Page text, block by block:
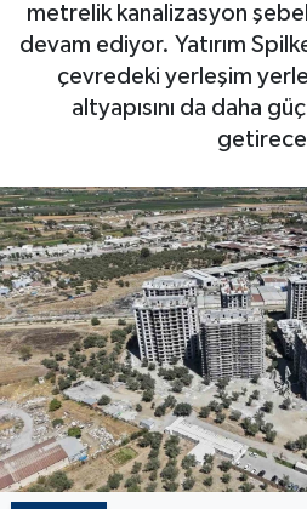
metrelik kanalizasyon
devam ediyor. Yatırım
çevredeki yerleşim
altyapısını da daha